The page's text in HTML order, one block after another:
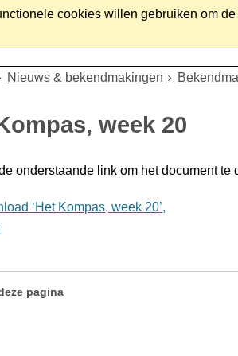
cookies willen gebruiken om
Nieuws & bekendmakingen
week 20
onderstaande link om het document te
‘Het Kompas, week 20’,
pagina